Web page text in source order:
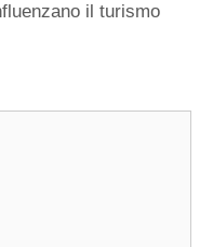
il turismo